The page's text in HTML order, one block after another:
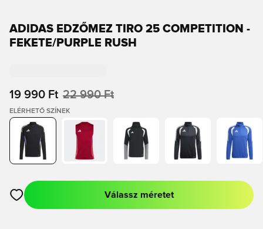
ADIDAS EDZŐMEZ TIRO 25 COMPETITION -
FEKETE/PURPLE RUSH
19 990 Ft 22 990 Ft
ELÉRHETŐ SZÍNEK
Megnyit egy modált a bejelentkezéshez vagy a tagként való
Válassz méretet